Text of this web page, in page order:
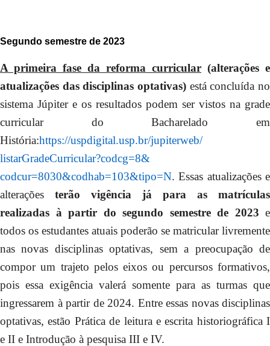
Segundo semestre de 2023
A primeira fase da reforma curricular (alterações e
atualizações das disciplinas optativas) está concluída no
sistema Júpiter e os resultados podem ser vistos na grade
curricular do Bacharelado em
História:https://uspdigital.usp.br/jupiterweb/
listarGradeCurricular?codcg=8&
codcur=8030&codhab=103&tipo=N. Essas atualizações e
alterações terão vigência já para as matrículas
realizadas à partir do segundo semestre de 2023 e
todos os estudantes atuais poderão se matricular livremente
nas novas disciplinas optativas, sem a preocupação de
compor um trajeto pelos eixos ou percursos formativos,
pois essa exigência valerá somente para as turmas que
ingressarem à partir de 2024. Entre essas novas disciplinas
optativas, estão Prática de leitura e escrita historiográfica I
e II e Introdução à pesquisa III e IV.